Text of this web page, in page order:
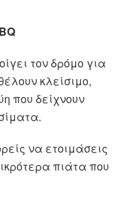
τον δρόμο για
κλείσιμο,
που δείχνουν
να ετοιμάσεις
πιάτα που